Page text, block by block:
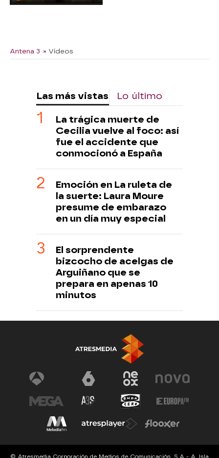
Antena 3 » Vídeos
Las más vistas Lo último
La trágica muerte de
Cecilia vuelve al foco: así
fue el accidente que
conmocionó a España
Emoción en La ruleta de
la suerte: Laura Moure
presume de embarazo
en un día muy especial
El sorprendente
bizcocho de acelgas de
Arguiñano que se
prepara en apenas 10
minutos
© Atresmedia Corporación de Medios de Comunicación, S.A - A. Isla